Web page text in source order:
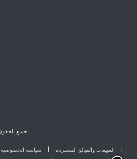
© 2026 Altametrics. جميع الحقوق محفوظة.
سياسة الخصوصية | المبيعات والمبالغ المستردة |